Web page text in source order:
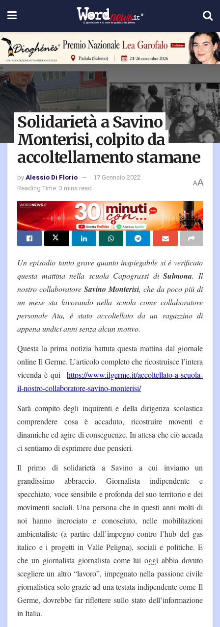
Solidarietà a Savino
Monterisi, colpito da
accoltellamento stamane
byAlessio Di Florio
17 Gennaio 2022
Reading Time: 3 mins read
AA
Un episodio tanto grave quanto inspiegabile si è verificato
questa mattina nella scuola Capograssi diSulmona. Il
nostro collaboratore Savino Monterisi, che da poco più di
un mese sta lavorando nella scuola come collaboratore
personale Ata, è stato accoltellato da un ragazzino di
appena undici anni senza alcun motivo.
Questa la prima notizia battuta questa mattina dal giornale
online Il Germe. L’articolo completo che ricostruisce l’intera
vicenda è qui https://www.ilgerme.it/accoltellato-a-scuola-
il-nostro-collaboratore-savino-monterisi/
Sarà compito degli inquirenti e della dirigenza scolastica
comprendere cosa è accaduto, ricostruire moventi e
dinamiche ed agire di conseguenze. In attesa che ciò accada
ci sentiamo di esprimere due pensieri.
Il primo di solidarietà a Savino a cui inviamo un
grandissimo abbraccio. Giornalista indipendente e
specchiato, voce sensibile e profonda del suo territorio e dei
movimenti sociali. Una persona che in questi anni molti di
noi hanno incrociato e conosciuto, nelle mobilitazioni
ambientaliste (a partire dall’impegno contro l’hub del gas
italico e i progetti in Valle Peligna), sociali e politiche. E
che un giornalista giornalista come lui oggi abbia dovuto
scegliere un altro “lavoro”, impegnato nella passione civile
giornalistica solo grazie ad una testata indipendente come Il
Germe, dovrebbe far riflettere sullo stato dell’informazione
in Italia.